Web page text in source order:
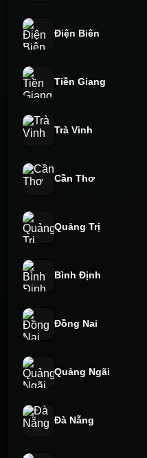
Điện Biên
Tiền Giang
Trà Vinh
Cần Thơ
Quảng Trị
Bình Định
Đồng Nai
Quảng Ngãi
Đà Nẵng